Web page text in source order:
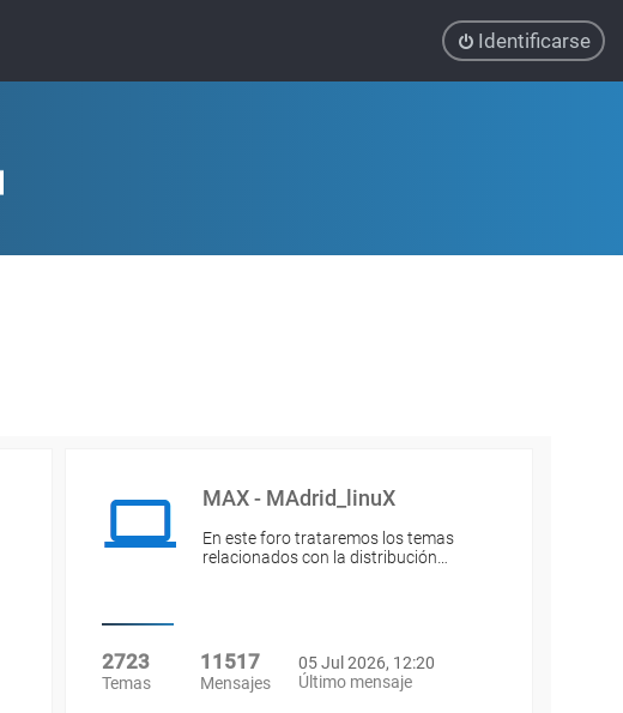
Identificarse
MAX - MAdrid_linuX
En este foro trataremos los temas
relacionados con la distribución…
2723
Temas
11517
Mensajes
05 Jul 2026, 12:20
Último mensaje